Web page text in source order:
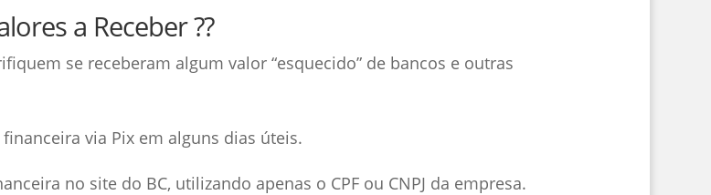
a Receber ??
se receberam algum valor “esquecido” de bancos e outras
via Pix em alguns dias úteis.
no site do BC, utilizando apenas o CPF ou CNPJ da empresa.